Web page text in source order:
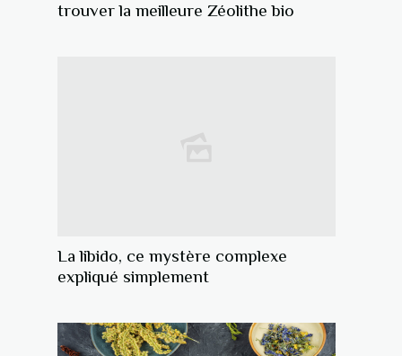
trouver la meilleure Zéolithe bio
La libido, ce mystère complexe
expliqué simplement